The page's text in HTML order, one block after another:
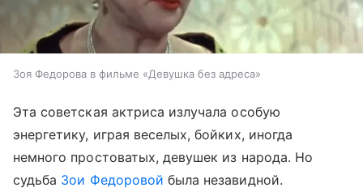
Зоя Федорова в фильме «Девушка без адреса»
Эта советская актриса излучала особую
энергетику, играя веселых, бойких, иногда
немного простоватых, девушек из народа. Но
судьба Зои Федоровой была незавидной.